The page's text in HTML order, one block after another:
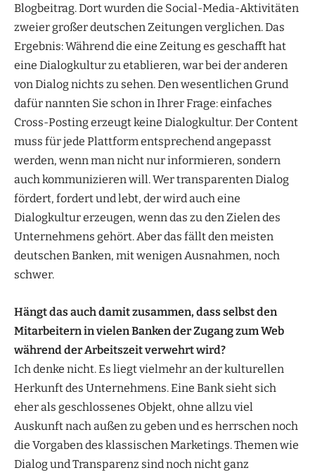
Blogbeitrag. Dort wurden die Social-Media-Aktivitäten
zweier großer deutschen Zeitungen verglichen. Das
Ergebnis: Während die eine Zeitung es geschafft hat
eine Dialogkultur zu etablieren, war bei der anderen
von Dialog nichts zu sehen. Den wesentlichen Grund
dafür nannten Sie schon in Ihrer Frage: einfaches
Cross-Posting erzeugt keine Dialogkultur. Der Content
muss für jede Plattform entsprechend angepasst
werden, wenn man nicht nur informieren, sondern
auch kommunizieren will. Wer transparenten Dialog
fördert, fordert und lebt, der wird auch eine
Dialogkultur erzeugen, wenn das zu den Zielen des
Unternehmens gehört. Aber das fällt den meisten
deutschen Banken, mit wenigen Ausnahmen, noch
schwer.
Hängt das auch damit zusammen, dass selbst den
Mitarbeitern in vielen Banken der Zugang zum Web
während der Arbeitszeit verwehrt wird?
Ich denke nicht. Es liegt vielmehr an der kulturellen
Herkunft des Unternehmens. Eine Bank sieht sich
eher als geschlossenes Objekt, ohne allzu viel
Auskunft nach außen zu geben und es herrschen noch
die Vorgaben des klassischen Marketings. Themen wie
Dialog und Transparenz sind noch nicht ganz